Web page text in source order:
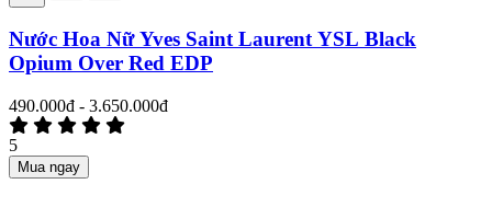
Nước Hoa Nữ Yves Saint Laurent YSL Black
Opium Over Red EDP
490.000đ - 3.650.000đ
5
Mua ngay